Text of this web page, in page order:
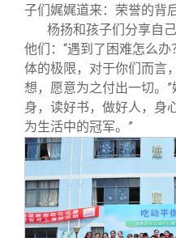
子们娓娓道来：荣誉的背
杨扬和孩子们分享自
他们：“遇到了困难怎么
体的极限，对于你们而言
想，愿意为之付出一切。
身，读好书，做好人，身
为生活中的冠军。”